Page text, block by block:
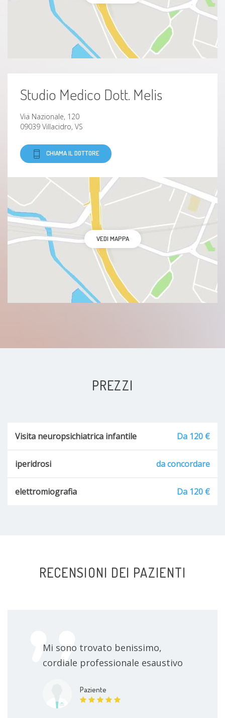
Studio Medico Dott. Melis
Via Nazionale, 120
09039 Villacidro, VS
CHIAMA IL DOTTORE
VEDI MAPPA
PREZZI
Visita neuropsichiatrica infantile Da 120 €
iperidrosi da concordare
elettromiografia Da 120 €
RECENSIONI DEI PAZIENTI
Mi sono trovato benissimo,
cordiale professionale esaustivo
Paziente